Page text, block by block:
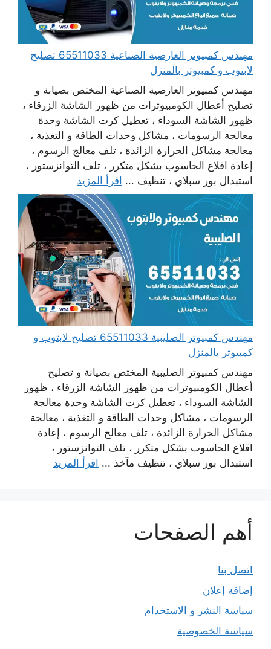
مهندس كمبيوتر العارضية الصناعية 65511033 تصليح
لابتوب و كمبيوتر بالمنزل
مهندس كمبيوتر العارضية الصناعية المختص بصيانة و
تصليح أعطال الكومبيوترات من ظهور الشاشة الزرقاء ،
ظهور الشاشة السوداء ، تعطيل كرت الشاشة وحدة
معالجة الرسومات ، مشاكل وحدات الطاقة و التغذية ،
معالجة مشاكل الحرارة الزائدة ، تلف معالج الرسوم ،
إعادة اقلاع الحاسوب بشكل متكرر ، تلف التوانزستور ،
استبدال بور سبلاي ، تنظيف ... اقرأ المزيد
مهندس كمبيوتر الصليبية 65511033 تصليح لابتوب و
كمبيوتر بالمنزل
مهندس كمبيوتر الصليبية المختص بصيانة و تصليح
أعطال الكومبيوترات من ظهور الشاشة الزرقاء ، ظهور
الشاشة السوداء ، تعطيل كرت الشاشة وحدة معالجة
الرسومات ، مشاكل وحدات الطاقة و التغذية ، معالجة
مشاكل الحرارة الزائدة ، تلف معالج الرسوم ، إعادة
اقلاع الحاسوب بشكل متكرر ، تلف التوانزستور ،
استبدال بور سبلاي ، تنظيف مآخذ ... اقرأ المزيد
أهم الصفحات
اتصل بنا
إضافة إعلان
سياسة النشر و الاستخدام
سياسة الخصوصية